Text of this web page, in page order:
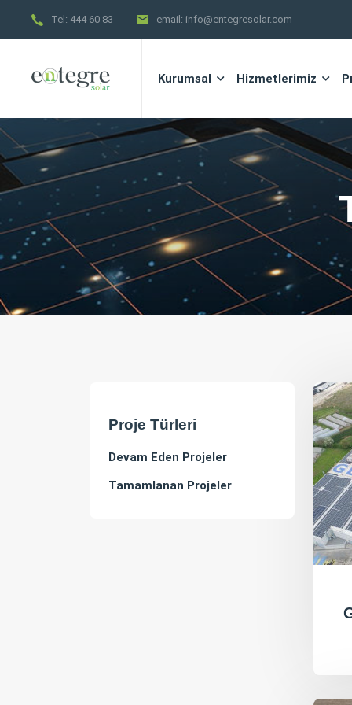
Tel: 444 60 83 email: info@entegresolar.com
Kurumsal Hizmetlerimiz
Proje Türleri
Devam Eden Projeler
Tamamlanan Projeler